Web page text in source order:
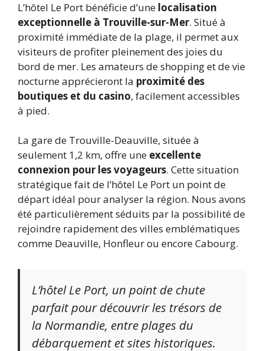
L’hôtel Le Port bénéficie d’une localisation
exceptionnelle à Trouville-sur-Mer. Situé à
proximité immédiate de la plage, il permet aux
visiteurs de profiter pleinement des joies du
bord de mer. Les amateurs de shopping et de vie
nocturne apprécieront la proximité des
boutiques et du casino, facilement accessibles
à pied.
La gare de Trouville-Deauville, située à
seulement 1,2 km, offre une excellente
connexion pour les voyageurs. Cette situation
stratégique fait de l’hôtel Le Port un point de
départ idéal pour analyser la région. Nous avons
été particulièrement séduits par la possibilité de
rejoindre rapidement des villes emblématiques
comme Deauville, Honfleur ou encore Cabourg.
L’hôtel Le Port, un point de chute
parfait pour découvrir les trésors de
la Normandie, entre plages du
débarquement et sites historiques.